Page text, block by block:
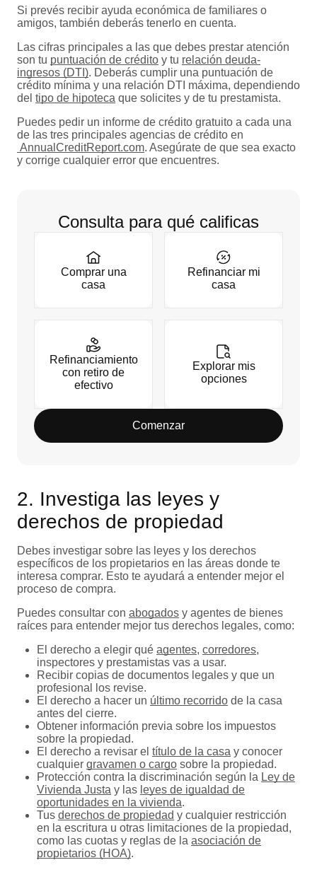
Si prevés recibir ayuda económica de familiares o
amigos, también deberás tenerlo en cuenta.
Las cifras principales a las que debes prestar atención
son tu puntuación de crédito y tu relación deuda-
ingresos (DTI). Deberás cumplir una puntuación de
crédito mínima y una relación DTI máxima, dependiendo
del tipo de hipoteca que solicites y de tu prestamista.
Puedes pedir un informe de crédito gratuito a cada una
de las tres principales agencias de crédito en
AnnualCreditReport.com. Asegúrate de que sea exacto
y corrige cualquier error que encuentres.
Consulta para qué calificas
Comprar una
casa
Refinanciar mi
casa
Refinanciamiento
con retiro de
efectivo
Explorar mis
opciones
Comenzar
2. Investiga las leyes y
derechos de propiedad
Debes investigar sobre las leyes y los derechos
específicos de los propietarios en las áreas donde te
interesa comprar. Esto te ayudará a entender mejor el
proceso de compra.
Puedes consultar con abogados y agentes de bienes
raíces para entender mejor tus derechos legales, como:
El derecho a elegir qué agentes, corredores,
inspectores y prestamistas vas a usar.
Recibir copias de documentos legales y que un
profesional los revise.
El derecho a hacer un último recorrido de la casa
antes del cierre.
Obtener información previa sobre los impuestos
sobre la propiedad.
El derecho a revisar el título de la casa y conocer
cualquier gravamen o cargo sobre la propiedad.
Protección contra la discriminación según la Ley de
Vivienda Justa y las leyes de igualdad de
oportunidades en la vivienda.
Tus derechos de propiedad y cualquier restricción
en la escritura u otras limitaciones de la propiedad,
como las cuotas y reglas de la asociación de
propietarios (HOA).